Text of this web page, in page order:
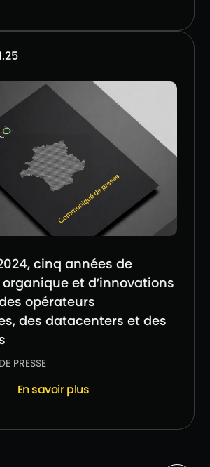
cinq années de
et d’innovations
opérateurs
des datacenters et des
PRESSE
En savoir plus